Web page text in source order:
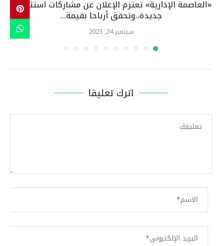
«العاصمة الإدارية» تعتزم الإعلان عن مشاركات استثمارية
جديدة..وتحقق أرباحا بقيمة...
سبتمبر 24, 2023
اترك تعليقا